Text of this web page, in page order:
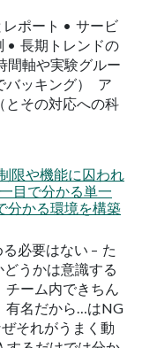
ポート • サービ
• ⻑期トレンドの
間軸や実験グルー
バッキング） ア
とその対応への科
限や機能に囚われ
⽬で分かる単⼀
分かる環境を構築
必要はない – た
うかは意識する
ーム内できちん
有名だから…はNG
それがうまく動